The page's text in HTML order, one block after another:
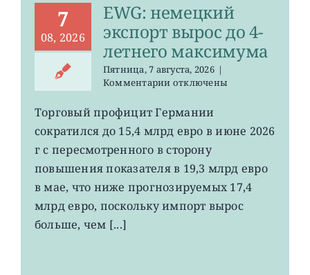
7
08, 2026
EWG: немецкий
экспорт вырос до 4-
летнего максимума
Пятница, 7 августа, 2026 |
Комментариик
EWG:
немецкий
экспорт
вырос
4-
летнего
отключены
Торговый профицит Германии
сократился до 15,4 млрд евро в июне 2026
г с пересмотренного в сторону
повышения показателя в 19,3 млрд евро
в мае, что ниже прогнозируемых 17,4
млрд евро, поскольку импорт вырос
больше, чем [...]